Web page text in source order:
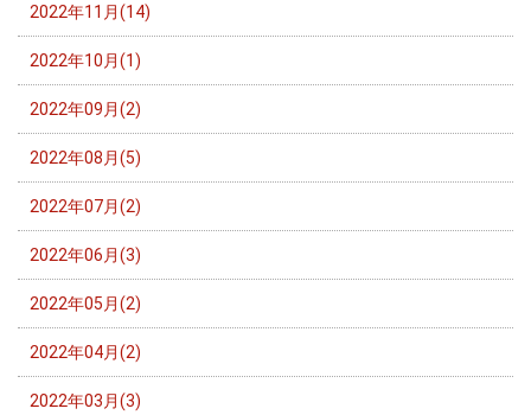
2022年11月(14)
2022年10月(1)
2022年09月(2)
2022年08月(5)
2022年07月(2)
2022年06月(3)
2022年05月(2)
2022年04月(2)
2022年03月(3)